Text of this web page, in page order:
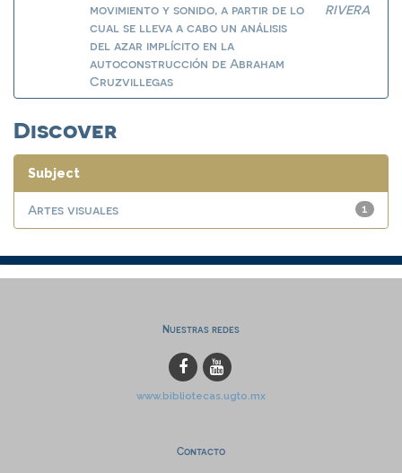
movimiento y sonido, a partir de lo
cual se lleva a cabo un análisis
del azar implícito en la
autoconstrucción de Abraham
Cruzvillegas
RIVERA
Discover
Subject
1
Artes visuales
Nuestras redes
www.bibliotecas.ugto.mx
Contacto